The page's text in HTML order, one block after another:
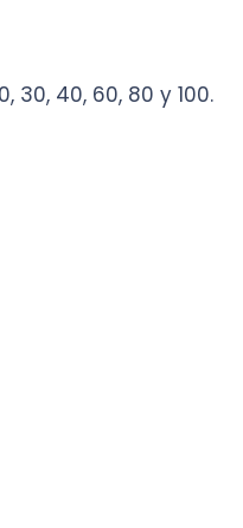
30, 40, 60, 80 y 100.